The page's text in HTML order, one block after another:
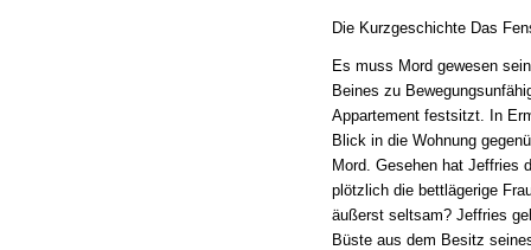
Die Kurzgeschichte Das
Es muss Mord gewesen
Beines zu
Appartement festsitzt. In
Blick in die Wohnung
Mord. Gesehen hat Jeffries
plötzlich die bettlägerige
äußerst seltsam? Jeffries
Büste aus dem Besitz